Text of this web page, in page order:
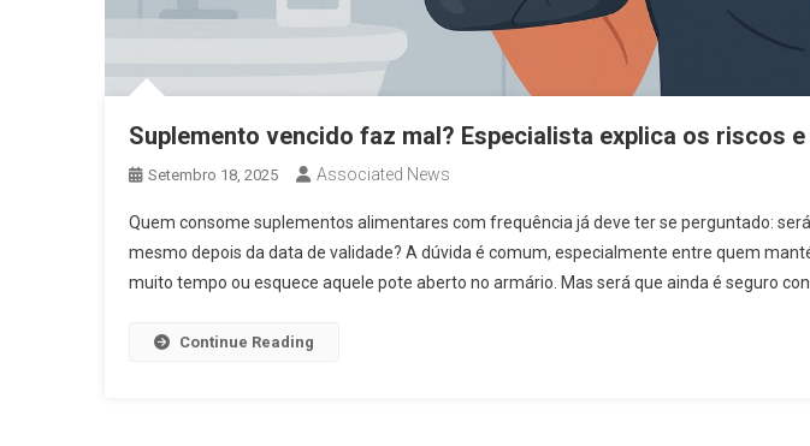
Suplemento vencido faz mal? Especialista explica os riscos
Setembro 18, 2025 Associated News
Quem consome suplementos alimentares com frequência já deve ter se perguntado:
mesmo depois da data de validade? A dúvida é comum, especialmente entre quem
muito tempo ou esquece aquele pote aberto no armário. Mas será que ainda é seguro
Continue Reading